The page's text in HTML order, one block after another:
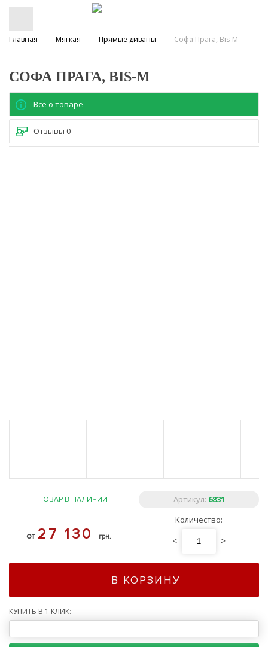
Главная Мягкая Прямые диваны Софа Прага, Bis-M
СОФА ПРАГА, BIS-M
Все о товаре
Отзывы 0
ТОВАР В НАЛИЧИИ Артикул: 6831
от 27 130 грн.
Количество:
< >
В КОРЗИНУ
КУПИТЬ В 1 КЛИК: